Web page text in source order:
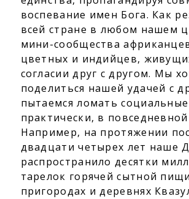
воспевание имен Бога. Как
всей стране в любом нашем
мини-сообщества
цветных и индийцев,
согласии друг с другом. Мы
поделиться нашей удачей с
пытаемся ломать
практически, в
Например, на протяжении
двадцати четырех лет наше
распространило десятки
тарелок горячей сытной
пригородах и деревнях